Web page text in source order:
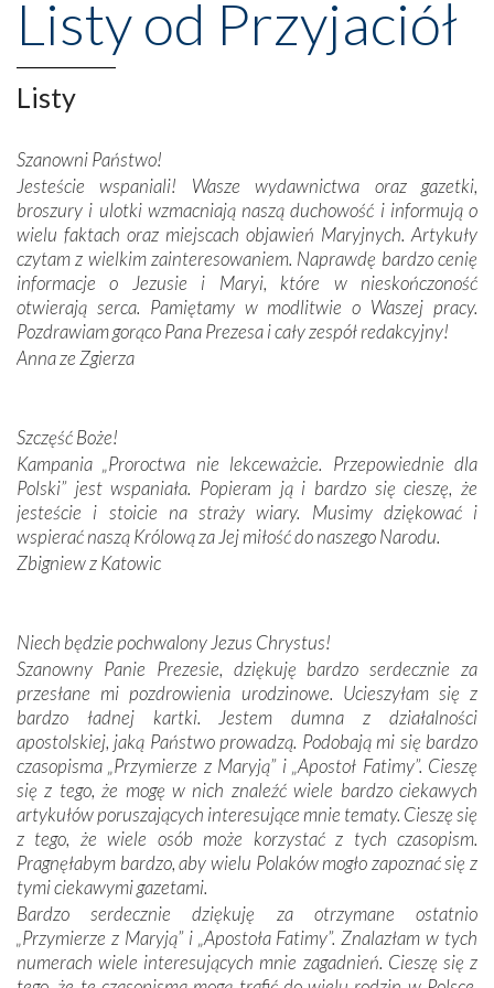
wznoszono na chwałę Bożą, na przykład – w podzięce za
Opatrznościową pomoc w wygranej bitwie o
niepodległość kraju. Zachwyt budziła potężna, a zarazem
misterna architektura tych monumentalnych dzieł,
wspaniałe zdobienia, dbałość ich twórców o detale,
budowniczych.
Podążyliśmy też śladami fatimskich wizjonerów – Łucji
dos Santos oraz świętych Hiacynty i Franciszka Marto.
Modliliśmy się przy ich grobach. Odprawiliśmy Drogę
Krzyżową w ich rodzinnych stronach, odwiedziliśmy
domy, w których żyli.
W miejscu objawień Matki Bożej zapaliliśmy świece
Podczas tej kilkudniowej wyprawy na każdym kroku
spotykaliśmy się z serdeczną otwartością
Portugalczyków. Podziwialiśmy ich ludową sztukę i
zwyczaje. Mimo że nasze kraje są od siebie bardzo
oddalone, w żaden sposób nie czuliśmy się obco.
Sprawiła to oczywiście sama Matka Boża, ale też
kulturowa bliskość biorąca swój początek w naszej
mieliśmy okazję przekonać się, że Maryja swoją opieką
otacza nie tylko nasz naród, lecz wszystkie nacje, które
się Jej ufnie oddają, a także każdą osobę, która zawierza
Jej siebie oraz swych bliskich.
Dzieje Portugalii to również historia wierności Bogu i
odstępstw, także w życiu władców. Trudne momenty w
wymiarze tak osobistym, jak i zbiorowym, przypominają o
konieczności ciągłego zabiegania o własną duszę i o łaskę
Opatrzności. Wierność przynosi pomyślność –
przynajmniej w życiu duchowym. Odstępstwo owocuje
nieszczęściem i śmiercią. Te uniwersalne prawdy
przychodziły na myśl, gdy słuchaliśmy opowieści
przewodników o portugalskich monarchach i wodzach,
Listy od Przyjaciół
Listy
Szanowni Państwo!
Jesteście wspaniali! Wasze wydawnictwa oraz gazetki,
broszury i ulotki wzmacniają naszą duchowość i informują o
wielu faktach oraz miejscach objawień Maryjnych. Artykuły
czytam z wielkim zainteresowaniem. Naprawdę bardzo cenię
informacje o Jezusie i Maryi, które w nieskończoność
otwierają serca. Pamiętamy w modlitwie o Waszej pracy.
Pozdrawiam gorąco Pana Prezesa i cały zespół redakcyjny!
Anna ze Zgierza
Szczęść Boże!
Kampania „Proroctwa nie lekceważcie. Przepowiednie dla
Polski” jest wspaniała. Popieram ją i bardzo się cieszę, że
jesteście i stoicie na straży wiary. Musimy dziękować i
wspierać naszą Królową za Jej miłość do naszego Narodu.
Zbigniew z Katowic
Niech będzie pochwalony Jezus Chrystus!
Szanowny Panie Prezesie, dziękuję bardzo serdecznie za
przesłane mi pozdrowienia urodzinowe. Ucieszyłam się z
bardzo ładnej kartki. Jestem dumna z działalności
apostolskiej, jaką Państwo prowadzą. Podobają mi się bardzo
czasopisma „Przymierze z Maryją” i „Apostoł Fatimy”. Cieszę
się z tego, że mogę w nich znaleźć wiele bardzo ciekawych
artykułów poruszających interesujące mnie tematy. Cieszę się
z tego, że wiele osób może korzystać z tych czasopism.
Pragnęłabym bardzo, aby wielu Polaków mogło zapoznać się z
tymi ciekawymi gazetami.
Bardzo serdecznie dziękuję za otrzymane ostatnio
„Przymierze z Maryją” i „Apostoła Fatimy”. Znalazłam w tych
numerach wiele interesujących mnie zagadnień. Cieszę się z